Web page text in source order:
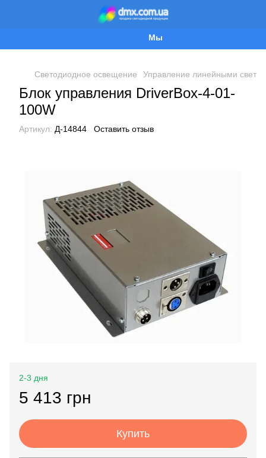
Мы работаем!
Светодиодное освещение Управление линейными
Блок управления DriverBox-4-01-
100W
Артикул: Д-14844 Оставить отзыв
2-3 дня
5 413 грн
Купить